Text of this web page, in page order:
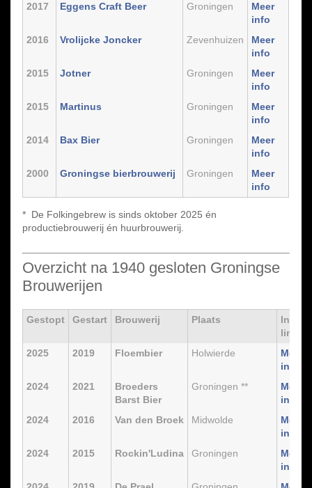
2017
Eggens Craft Beer Groningen
Meer
info
2016
Vrolijcke Joncker Zevenhuizen
Meer
info
2015
Jotner Groningen
Meer
info
2015
Martinus Groningen
Meer
info
2014
Bax Bier Groningen
Meer
info
2000
Groningse bierbrouwerij Groningen
Meer
info
* De Folkingebrew is sinds oktober 2025 én
productiebrouwerij én huurbrouwerij.
Overzicht na 1940 gesloten Groningse
Brouwerijen
Gestopt Gestart Brouwerij Plaats
link
2025
2019 Floembier Holwierde
Meer
info
2024
2021
Broeders
Barst Bier
Groningen **
Meer
info
2024
2016 Van den Broek Midwolde
Meer
info
2024
2015 Rockin'Ludina Groningen
Meer
info